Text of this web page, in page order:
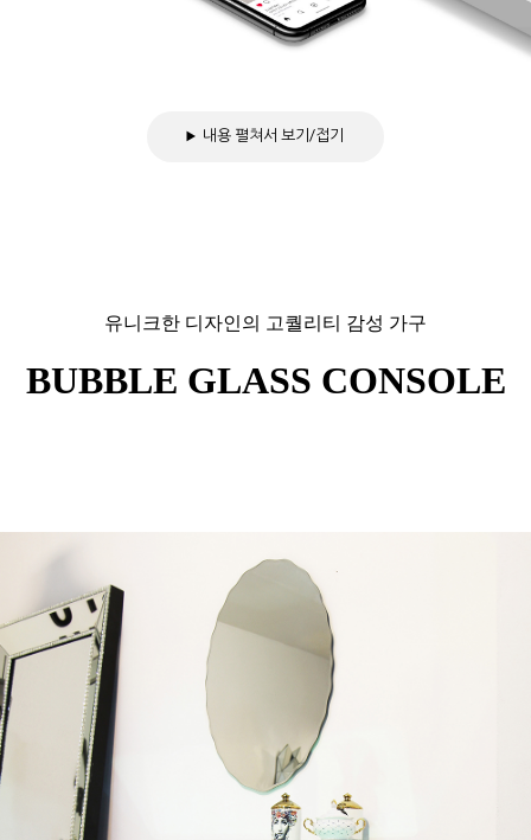
내용 펼쳐서 보기/접기
유니크한 디자인의 고퀄리티 감성 가구
BUBBLE GLASS CONSOLE